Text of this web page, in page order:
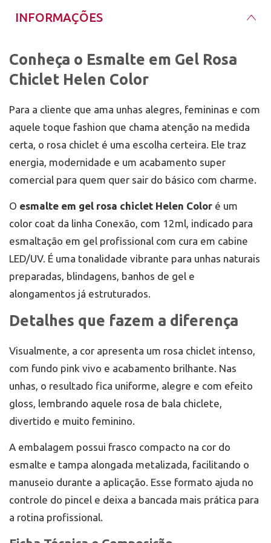
Aplique uma camada fina do esmalte em gel rosa
respeitando a potência da cabine e as instruções do
fabricante.
coat, sele bem a borda livre e faça a cura final por
no mínimo 60 segundos para garantir brilho e
durabilidade.
Armazene o esmalte em gel longe da luz solar, da
luz UV e de fontes de calor. Durante o atendimento,
exposição à cabine.
Após a aplicação, limpe o bocal caso haja acúmulo
de produto e feche bem a tampa. Esse cuidado evita
vazamentos, contaminação e endurecimento
Garanta o seu na Mix da Jo
Compre com quem entende de unhas desde 2011. Na
Mix da Jo
, somos especialistas em esmalte em gel
com a maior variedade de todo o Rio Grande do Sul.
INFORMAÇÕES
Conheça o Esmalte em Gel Rosa
Chiclet Helen Color
Para a cliente que ama unhas alegres, femininas e com
aquele toque fashion que chama atenção na medida
certa, o rosa chiclet é uma escolha certeira. Ele traz
energia, modernidade e um acabamento super
comercial para quem quer sair do básico com charme.
O esmalte em gel rosa chiclet Helen Color é um
color coat da linha Conexão, com 12ml, indicado para
esmaltação em gel profissional com cura em cabine
LED/UV. É uma tonalidade vibrante para unhas naturais
preparadas, blindagens, banhos de gel e
alongamentos já estruturados.
Detalhes que fazem a diferença
Visualmente, a cor apresenta um rosa chiclet intenso,
com fundo pink vivo e acabamento brilhante. Nas
unhas, o resultado fica uniforme, alegre e com efeito
gloss, lembrando aquele rosa de bala chiclete,
divertido e muito feminino.
A embalagem possui frasco compacto na cor do
esmalte e tampa alongada metalizada, facilitando o
manuseio durante a aplicação. Esse formato ajuda no
controle do pincel e deixa a bancada mais prática para
a rotina profissional.